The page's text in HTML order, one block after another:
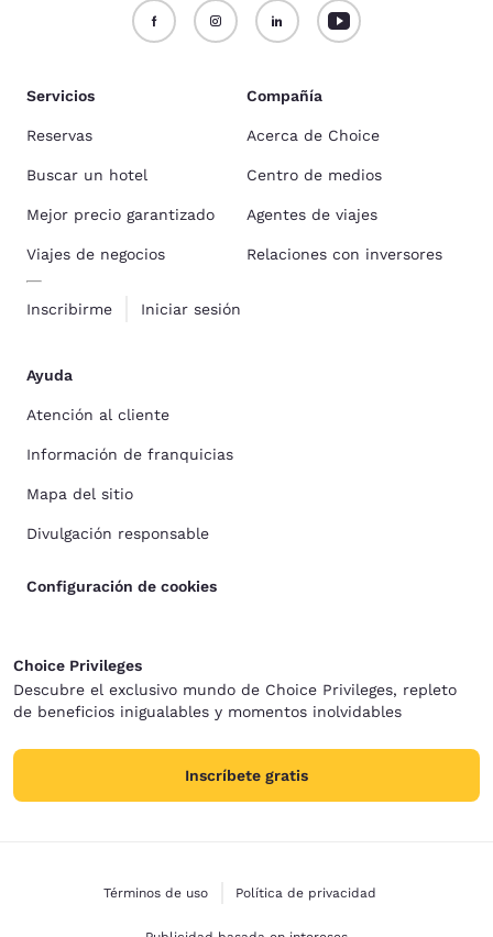
Servicios
Reservas
Buscar un hotel
Mejor precio garantizado
Viajes de negocios
Inscribirme Iniciar sesión
Compañía
Acerca de Choice
Centro de medios
Agentes de viajes
Relaciones con inversores
Ayuda
Atención al cliente
Información de franquicias
Mapa del sitio
Divulgación responsable
Configuración de cookies
Choice Privileges
Descubre el exclusivo mundo de Choice Privileges, repleto
de beneficios inigualables y momentos inolvidables
Inscríbete gratis
Términos de uso Política de privacidad